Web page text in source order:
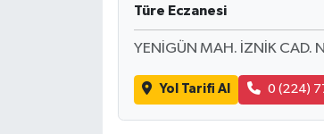
Türe Eczanesi
YENİGÜN MAH. İZNİK CAD.
Yol Tarifi Al 0 (224)